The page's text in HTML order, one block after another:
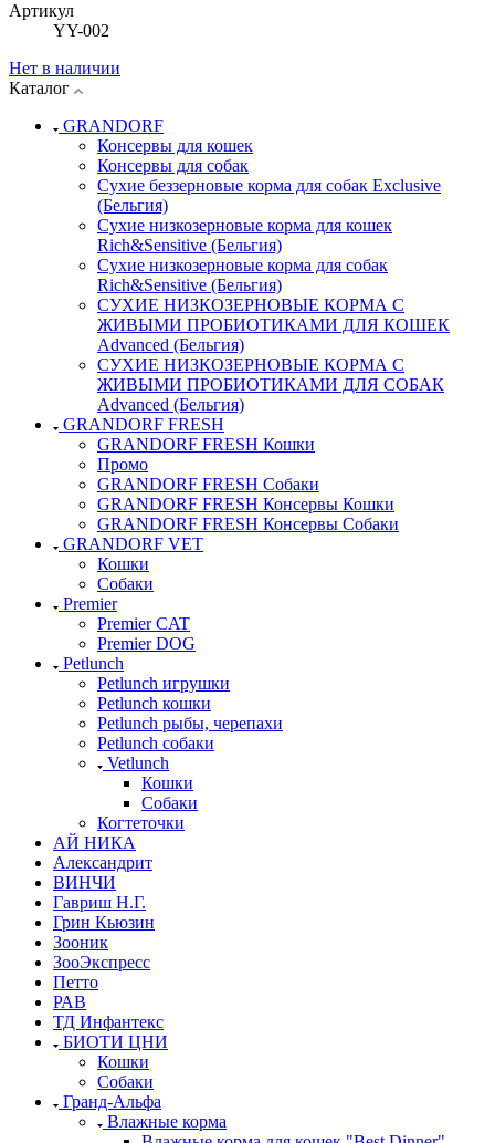
Артикул
YY-002
Нет в наличии
Каталог
GRANDORF
Консервы для кошек
Консервы для собак
Сухие беззерновые корма для собак Exclusive
(Бельгия)
Сухие низкозерновые корма для кошек
Rich&Sensitive (Бельгия)
Сухие низкозерновые корма для собак
Rich&Sensitive (Бельгия)
СУХИЕ НИЗКОЗЕРНОВЫЕ КОРМА С
ЖИВЫМИ ПРОБИОТИКАМИ ДЛЯ КОШЕК
Advanced (Бельгия)
СУХИЕ НИЗКОЗЕРНОВЫЕ КОРМА С
ЖИВЫМИ ПРОБИОТИКАМИ ДЛЯ СОБАК
Advanced (Бельгия)
GRANDORF FRESH
GRANDORF FRESH Кошки
Промо
GRANDORF FRESH Собаки
GRANDORF FRESH Консервы Кошки
GRANDORF FRESH Консервы Собаки
GRANDORF VET
Кошки
Собаки
Premier
Premier CAT
Premier DOG
Petlunch
Petlunch игрушки
Petlunch кошки
Petlunch рыбы, черепахи
Petlunch собаки
Vetlunch
Кошки
Собаки
Когтеточки
АЙ НИКА
Александрит
ВИНЧИ
Гавриш Н.Г.
Грин Кьюзин
Зооник
ЗооЭкспресс
Петто
РАВ
ТД Инфантекс
БИОТИ ЦНИ
Кошки
Собаки
Гранд-Альфа
Влажные корма